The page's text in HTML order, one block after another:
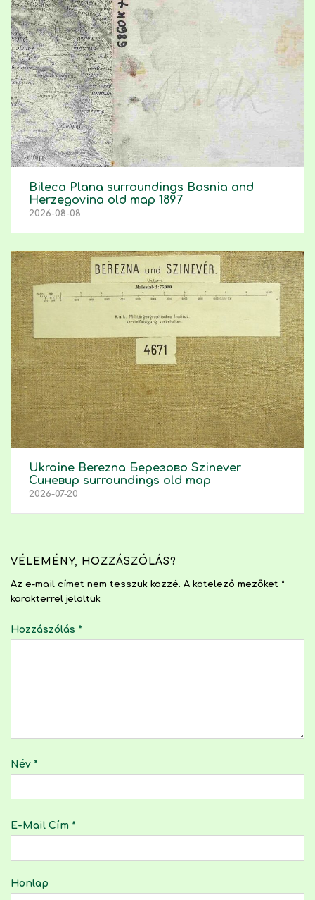
Bileca Plana surroundings Bosnia and
Herzegovina old map 1897
2026-08-08
Ukraine Berezna Березово Szinever
Синевир surroundings old map
2026-07-20
VÉLEMÉNY, HOZZÁSZÓLÁS?
Az e-mail címet nem tesszük közzé. A kötelező mezőket *
karakterrel jelöltük
Hozzászólás *
Név *
E-Mail Cím *
Honlap